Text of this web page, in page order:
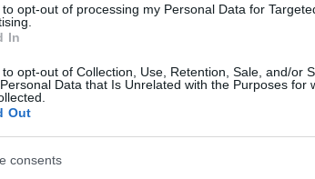
to opt-out of processing my Personal Data for
In
to opt-out of Collection, Use, Retention, Sale, and/or
Data that Is Unrelated with the Purposes for
Out
consents